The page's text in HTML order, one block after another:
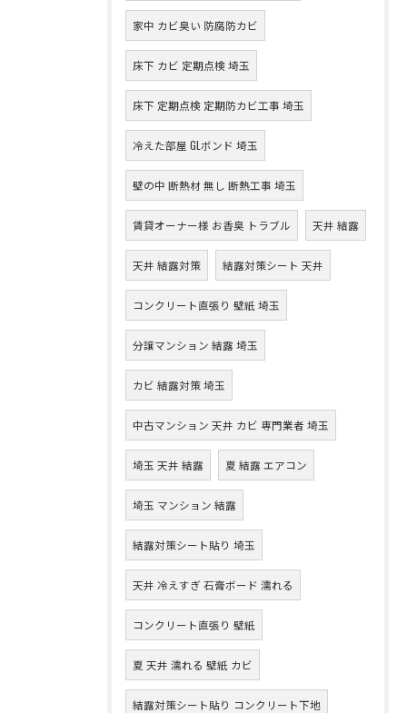
家中 カビ臭い 防腐防カビ
床下 カビ 定期点検 埼玉
床下 定期点検 定期防カビ工事 埼玉
冷えた部屋 GLボンド 埼玉
壁の中 断熱材 無し 断熱工事 埼玉
賃貸オーナー様 お香臭 トラブル 天井 結露
天井 結露対策 結露対策シート 天井
コンクリート直張り 壁紙 埼玉
分譲マンション 結露 埼玉
カビ 結露対策 埼玉
中古マンション 天井 カビ 専門業者 埼玉
埼玉 天井 結露 夏 結露 エアコン
埼玉 マンション 結露
結露対策シート貼り 埼玉
天井 冷えすぎ 石膏ボード 濡れる
コンクリート直張り 壁紙
夏 天井 濡れる 壁紙 カビ
結露対策シート貼り コンクリート下地